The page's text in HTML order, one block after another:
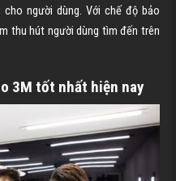
người dùng. Với chế độ bảo
thu hút người dùng tìm đến trên
3M tốt nhất hiện nay